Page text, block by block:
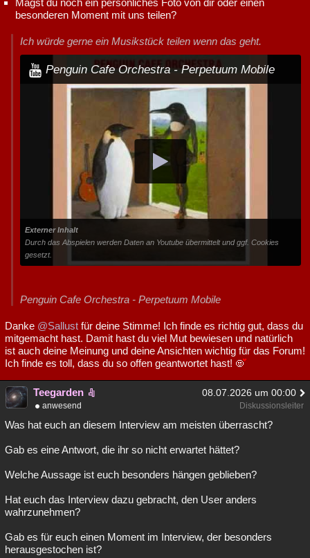
Magst du noch ein persönliches Foto von dir oder einen
besonderen Moment mit uns teilen?
Ich würde gerne ein Musikstück teilen wenn das geht.
Penguin Cafe Orchestra - Perpetuum Mobile
Externer Inhalt
Durch das Abspielen werden Daten an Youtube übermittelt und ggf. Cookies
gesetzt.
Penguin Cafe Orchestra - Perpetuum Mobile
Danke @Sallust für deine Stimme! Ich finde es richtig gut, dass du
mitgemacht hast. Damit hast du viel Mut bewiesen und natürlich
ist auch deine Meinung und deine Ansichten wichtig für das Forum!
Ich finde es toll, dass du so offen geantwortet hast!
Teegarden 08.07.2026 um 00:00
anwesend Diskussionsleiter
Was hat euch an diesem Interview am meisten überrascht?
Gab es eine Antwort, die ihr so nicht erwartet hättet?
Welche Aussage ist euch besonders hängen geblieben?
Hat euch das Interview dazu gebracht, den User anders
wahrzunehmen?
Gab es für euch einen Moment im Interview, der besonders
herausgestochen ist?